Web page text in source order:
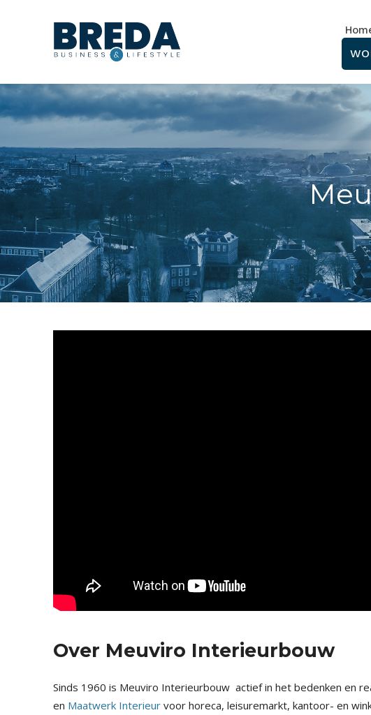
Over Meuviro Interieurbouw
Sinds 1960 is Meuviro Interieurbouw actief in het bedenken en
en Maatwerk Interieur voor horeca, leisuremarkt, kantoor- en